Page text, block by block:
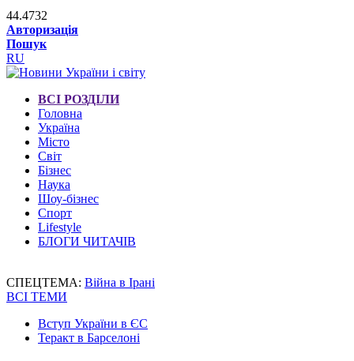
44.4732
Авторизація
Пошук
RU
ВСІ РОЗДІЛИ
Головна
Україна
Місто
Світ
Бізнес
Наука
Шоу-бізнес
Спорт
Lifestyle
БЛОГИ ЧИТАЧІВ
СПЕЦТЕМА: Війна в Ірані
ВСІ ТЕМИ
Вступ України в ЄС
Теракт в Барселоні